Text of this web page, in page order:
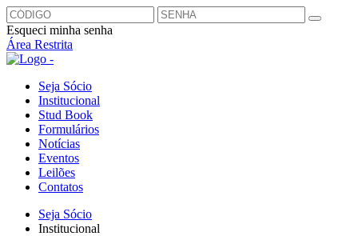
Esqueci minha senha
Área Restrita
Seja Sócio
Institucional
Stud Book
Formulários
Notícias
Eventos
Leilões
Contatos
Seja Sócio
Institucional